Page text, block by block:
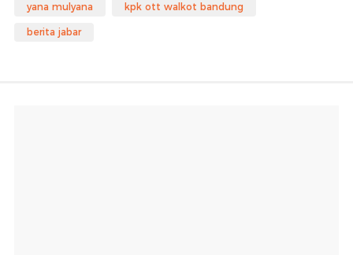
yana mulyana kpk ott walkot bandung
berita jabar